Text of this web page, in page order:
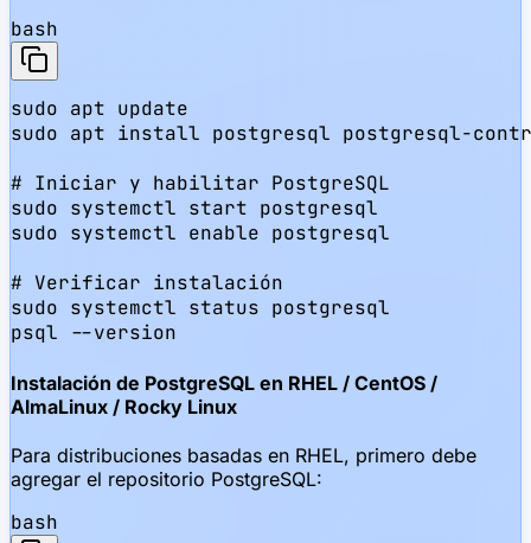
bash
sudo apt update
sudo apt install postgresql postgresql-
# Iniciar y habilitar PostgreSQL
sudo systemctl start postgresql
sudo systemctl enable postgresql
# Verificar instalación
sudo systemctl status postgresql
psql --version
Instalación de PostgreSQL en RHEL / CentOS /
AlmaLinux / Rocky Linux
Para distribuciones basadas en RHEL, primero debe
agregar el repositorio PostgreSQL:
bash